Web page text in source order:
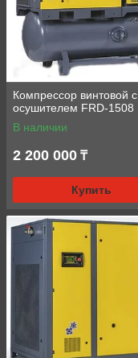
Компрессор винтовой с
осушителем FRD-1508
В наличии
2 200 000 ₸
Купить